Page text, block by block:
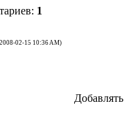
1
02-15 10:36 AM)